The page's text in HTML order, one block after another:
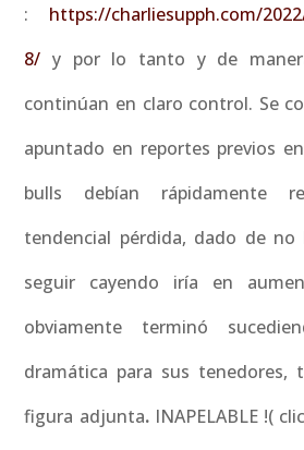
: https://charliesupph.com/
8/ y por lo tanto y de
continúan en claro control. Se
apuntado en reportes previos
bulls debían rápidamente
tendencial pérdida, dado de
seguir cayendo iría en
obviamente terminó
dramática para sus tenedores,
figura adjunta.INAPELABLE !(